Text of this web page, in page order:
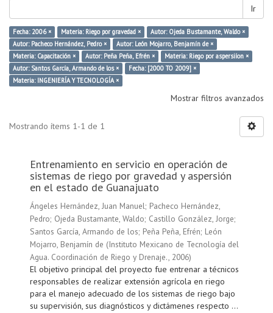
Ir
Fecha: 2006 × Materia: Riego por gravedad ×
Autor: Ojeda Bustamante, Waldo ×
Autor: Pacheco Hernández, Pedro ×
Autor: León Mojarro, Benjamín de ×
Materia: Capacitación ×
Autor: Peña Peña, Efrén ×
Materia: Riego por aspersiíon ×
Autor: Santos García, Armando de los ×
Fecha: [2000 TO 2009] ×
Materia: INGENIERÍA Y TECNOLOGÍA ×
Mostrar filtros avanzados
Mostrando ítems 1-1 de 1
Entrenamiento en servicio en operación de
sistemas de riego por gravedad y aspersión
en el estado de Guanajuato
Ángeles Hernández, Juan Manuel; Pacheco Hernández,
Pedro; Ojeda Bustamante, Waldo; Castillo González, Jorge;
Santos García, Armando de los; Peña Peña, Efrén; León
Mojarro, Benjamín de (Instituto Mexicano de Tecnología del
Agua. Coordinación de Riego y Drenaje., 2006)
El objetivo principal del proyecto fue entrenar a técnicos
responsables de realizar extensión agrícola en riego
para el manejo adecuado de los sistemas de riego bajo
su supervisión, sus diagnósticos y dictámenes respecto ...